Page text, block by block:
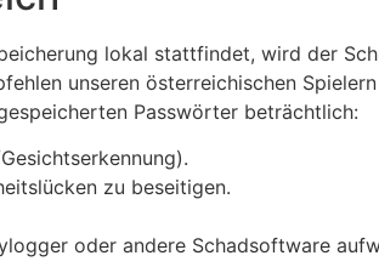
lokal stattfindet, wird der
unseren österreichischen
Passwörter beträchtlich:
zu beseitigen.
oder andere Schadsoftware